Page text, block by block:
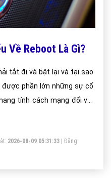
Về Reboot Là Gì?
tắt đi và bật lại và tại sao
phần lớn những sự cố
tính cách mạng đối với
2026-08-09 05:31:33
Đăng